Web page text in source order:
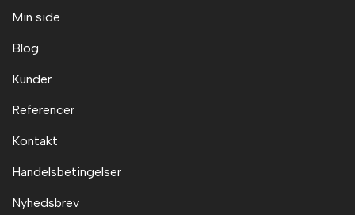
Min side
Blog
Kunder
Referencer
Kontakt
Handelsbetingelser
Nyhedsbrev